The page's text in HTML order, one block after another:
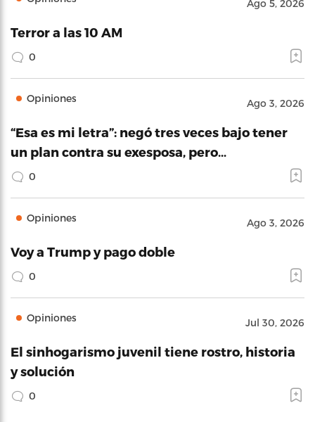
Ago 5, 2026
Terror a las 10 AM
0
Opiniones Ago 3, 2026
“Esa es mi letra”: negó tres veces bajo tener
un plan contra su exesposa, pero…
0
Opiniones Ago 3, 2026
Voy a Trump y pago doble
0
Opiniones Jul 30, 2026
El sinhogarismo juvenil tiene rostro, historia
y solución
0